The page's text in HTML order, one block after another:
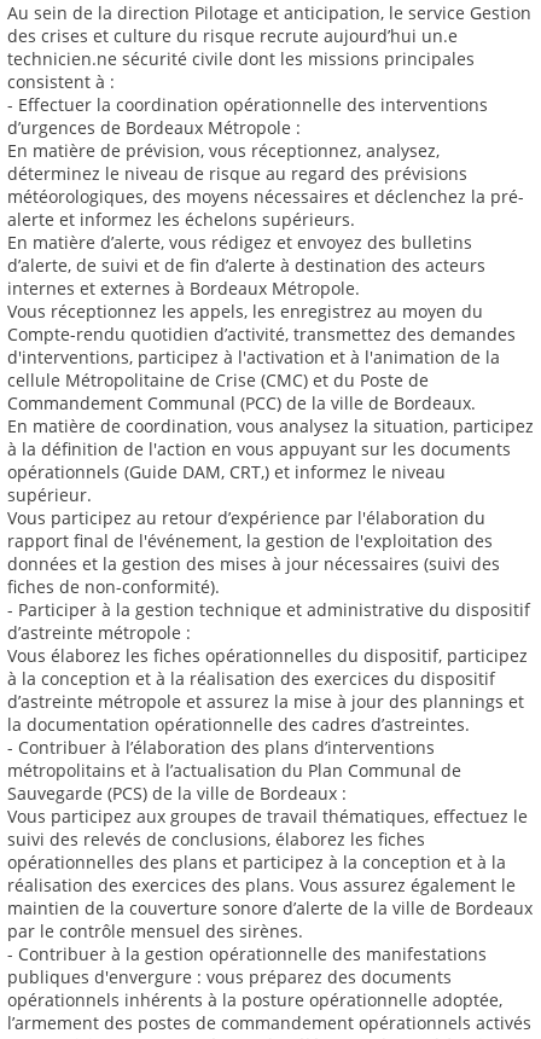
Au sein de la direction Pilotage et anticipation, le service Gestion
des crises et culture du risque recrute aujourd’hui un.e
technicien.ne sécurité civile dont les missions principales
consistent à :
- Effectuer la coordination opérationnelle des interventions
d’urgences de Bordeaux Métropole :
En matière de prévision, vous réceptionnez, analysez,
déterminez le niveau de risque au regard des prévisions
météorologiques, des moyens nécessaires et déclenchez la pré-
alerte et informez les échelons supérieurs.
En matière d’alerte, vous rédigez et envoyez des bulletins
d’alerte, de suivi et de fin d’alerte à destination des acteurs
internes et externes à Bordeaux Métropole.
Vous réceptionnez les appels, les enregistrez au moyen du
Compte-rendu quotidien d’activité, transmettez des demandes
d'interventions, participez à l'activation et à l'animation de la
cellule Métropolitaine de Crise (CMC) et du Poste de
Commandement Communal (PCC) de la ville de Bordeaux.
En matière de coordination, vous analysez la situation, participez
à la définition de l'action en vous appuyant sur les documents
opérationnels (Guide DAM, CRT,) et informez le niveau
supérieur.
Vous participez au retour d’expérience par l'élaboration du
rapport final de l'événement, la gestion de l'exploitation des
données et la gestion des mises à jour nécessaires (suivi des
fiches de non-conformité).
- Participer à la gestion technique et administrative du dispositif
d’astreinte métropole :
Vous élaborez les fiches opérationnelles du dispositif, participez
à la conception et à la réalisation des exercices du dispositif
d’astreinte métropole et assurez la mise à jour des plannings et
la documentation opérationnelle des cadres d’astreintes.
- Contribuer à l’élaboration des plans d’interventions
métropolitains et à l’actualisation du Plan Communal de
Sauvegarde (PCS) de la ville de Bordeaux :
Vous participez aux groupes de travail thématiques, effectuez le
suivi des relevés de conclusions, élaborez les fiches
opérationnelles des plans et participez à la conception et à la
réalisation des exercices des plans. Vous assurez également le
maintien de la couverture sonore d’alerte de la ville de Bordeaux
par le contrôle mensuel des sirènes.
- Contribuer à la gestion opérationnelle des manifestations
publiques d'envergure : vous préparez des documents
opérationnels inhérents à la posture opérationnelle adoptée,
l’armement des postes de commandement opérationnels activés